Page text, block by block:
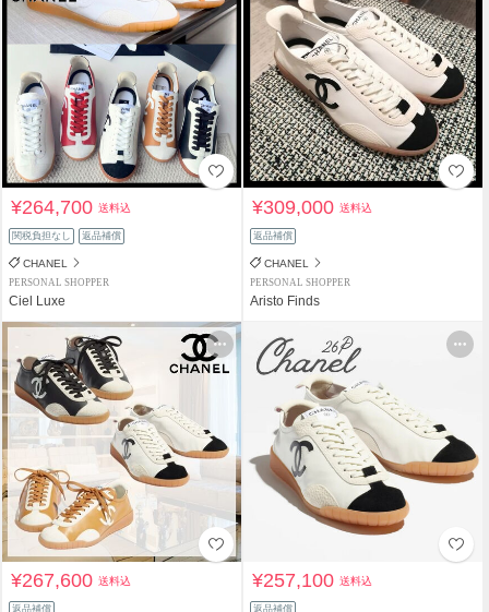
¥264,700送料込
関税負担なし 返品補償
CHANEL
PERSONAL SHOPPER
Ciel Luxe
¥309,000送料込
返品補償
CHANEL
PERSONAL SHOPPER
Aristo Finds
¥267,600送料込
返品補償
¥257,100送料込
返品補償